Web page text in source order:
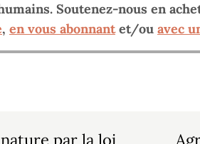
Soutenez-nous en
, en vous abonnantet/ou avec
par la loi